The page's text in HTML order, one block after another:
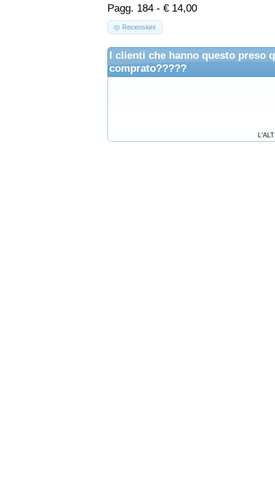
Pagg. 184 - € 14,00
Recensioni
I clienti che hanno questo preso
comprato?????